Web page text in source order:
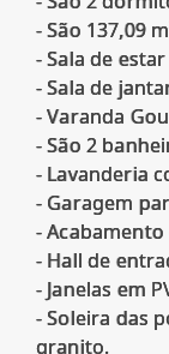
- São 137,09
- Sala de
- Sala de
- Varanda
- São 2
- Lavanderia
- Garagem
-
- Hall de
- Janelas em
- Soleira das
granito.